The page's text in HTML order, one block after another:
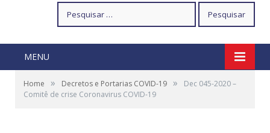
por:
MENU
Home » Decretos e Portarias COVID-19 »
Dec 045-2020 –
Comitê de crise Coronavirus COVID-19